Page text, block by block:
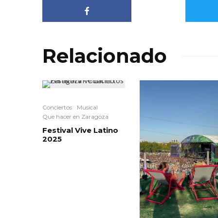
Relacionado
Conciertos
Musical
Que hacer en Zaragoza
Festival Vive Latino
2025